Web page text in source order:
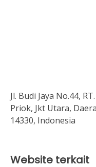
Jl. Budi Jaya No.44,
Priok, Jkt Utara,
14330, Indonesia
Website terkait